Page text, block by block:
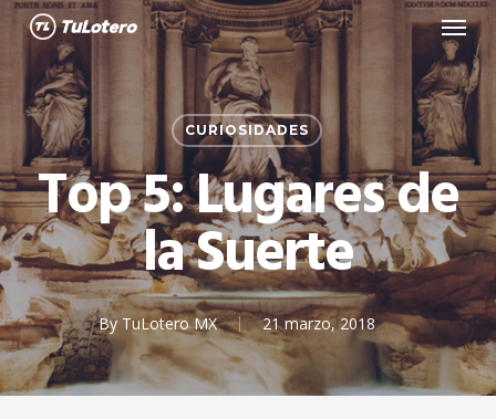
Skip
main
content
Menu
CURIOSIDADES
Top 5: Lugares de
la Suerte
By TuLotero MX 21 marzo, 2018